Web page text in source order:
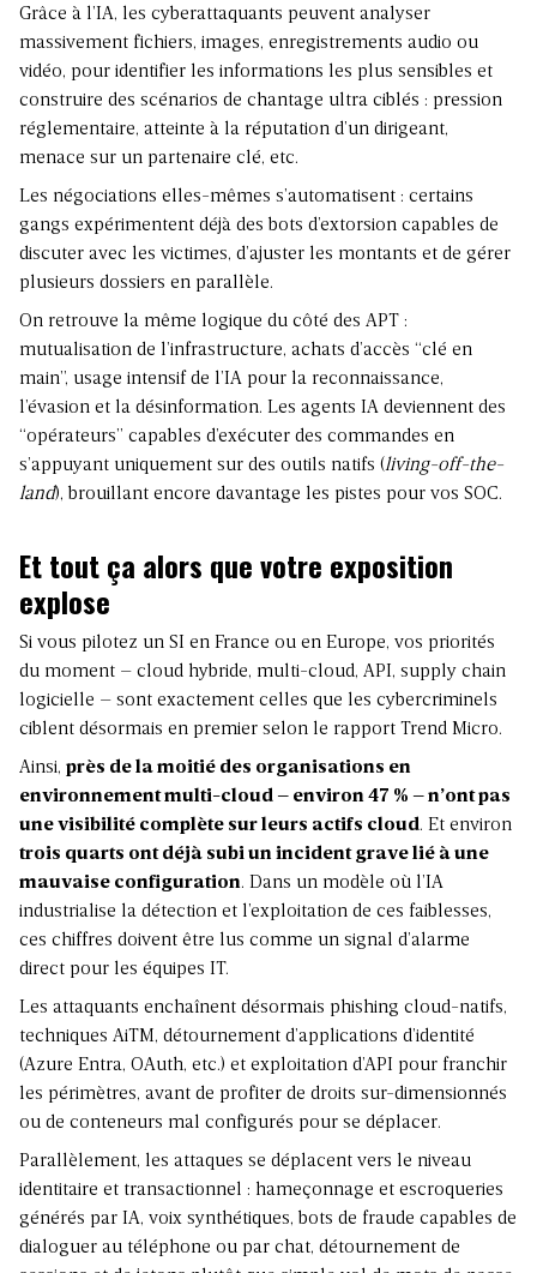
Grâce à l’IA, les cyberattaquants peuvent analyser
massivement fichiers, images, enregistrements audio ou
vidéo, pour identifier les informations les plus sensibles et
construire des scénarios de chantage ultra ciblés : pression
réglementaire, atteinte à la réputation d’un dirigeant,
menace sur un partenaire clé, etc.
Les négociations elles-mêmes s’automatisent : certains
gangs expérimentent déjà des bots d’extorsion capables de
discuter avec les victimes, d’ajuster les montants et de gérer
plusieurs dossiers en parallèle.
On retrouve la même logique du côté des APT :
mutualisation de l’infrastructure, achats d’accès “clé en
main”, usage intensif de l’IA pour la reconnaissance,
l’évasion et la désinformation. Les agents IA deviennent des
“opérateurs” capables d’exécuter des commandes en
s’appuyant uniquement sur des outils natifs (living-off-the-
land), brouillant encore davantage les pistes pour vos SOC.
Et tout ça alors que votre exposition
explose
Si vous pilotez un SI en France ou en Europe, vos priorités
du moment – cloud hybride, multi-cloud, API, supply chain
logicielle – sont exactement celles que les cybercriminels
ciblent désormais en premier selon le rapport Trend Micro.
Ainsi, près de la moitié des organisations en
environnement multi-cloud – environ 47 % – n’ont pas
une visibilité complète sur leurs actifs cloud. Et environ
trois quarts ont déjà subi un incident grave lié à une
mauvaise configuration. Dans un modèle où l’IA
industrialise la détection et l’exploitation de ces faiblesses,
ces chiffres doivent être lus comme un signal d’alarme
direct pour les équipes IT.
Les attaquants enchaînent désormais phishing cloud-natifs,
techniques AiTM, détournement d’applications d’identité
(Azure Entra, OAuth, etc.) et exploitation d’API pour franchir
les périmètres, avant de profiter de droits sur-dimensionnés
ou de conteneurs mal configurés pour se déplacer.
Parallèlement, les attaques se déplacent vers le niveau
identitaire et transactionnel : hameçonnage et escroqueries
générés par IA, voix synthétiques, bots de fraude capables de
dialoguer au téléphone ou par chat, détournement de